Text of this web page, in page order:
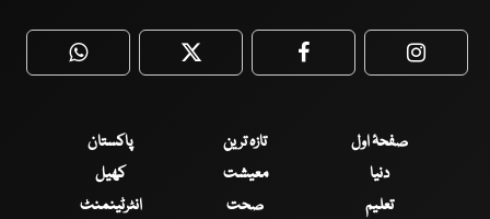
WhatsApp Twitter Facebook
صفحۂ اول تازہ ترین
پاکستان
دنیا
معیشت
کھیل
تعلیم
صحت
انٹرٹینمنٹ